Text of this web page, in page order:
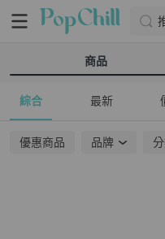
商品
綜合 最新
優惠商品 品牌